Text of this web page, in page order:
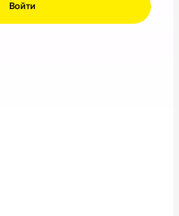
Войти